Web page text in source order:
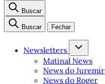
Buscar
Buscar Fechar
Newsletters
Matinal News
News do Juremir
News do Roger